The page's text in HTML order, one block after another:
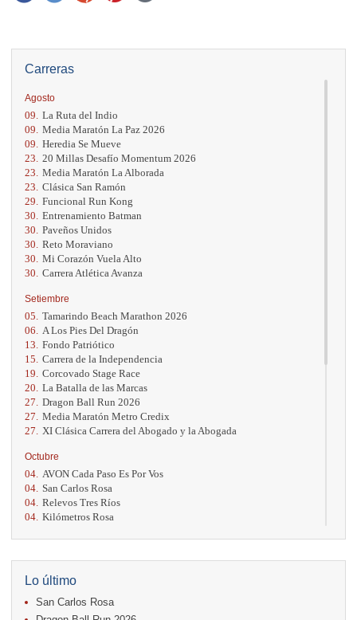
Carreras
Agosto
09. La Ruta del Indio
09. Media Maratón La Paz 2026
09. Heredia Se Mueve
23. 20 Millas Desafío Momentum 2026
23. Media Maratón La Alborada
23. Clásica San Ramón
29. Funcional Run Kong
30. Entrenamiento Batman
30. Paveños Unidos
30. Reto Moraviano
30. Mi Corazón Vuela Alto
30. Carrera Atlética Avanza
Setiembre
05. Tamarindo Beach Marathon 2026
06.
A Los Pies Del Dragón
13. Fondo Patriótico
15. Carrera de la Independencia
19. Corcovado Stage Race
20. La Batalla de las Marcas
27. Dragon Ball Run 2026
27. Media Maratón Metro Credix
27.
XI Clásica Carrera del Abogado y la Abogada
Octubre
04. AVON Cada Paso Es Por Vos
04. San Carlos Rosa
04. Relevos Tres Ríos
04. Kilómetros Rosa
18. Casa Turire Trail Run
18.
Warriors Run Circuit
18. Samsung Jacó Beach Half Marathon 2026
25. KRun by Under Armour
25. Run Alajuela
Lo último
San Carlos Rosa